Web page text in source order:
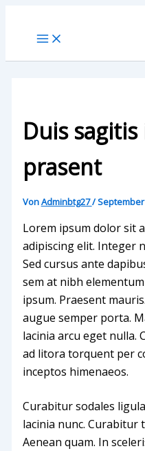
springen
Duis
prasent
VonAdminbtg27/September
Lorem ipsum dolor sit
adipiscing elit. Integer
Sed cursus ante
sem at nibh
ipsum. Praesent
augue semper porta.
lacinia arcu eget nulla.
ad litora torquent per
inceptos himenaeos.
Curabitur sodales
lacinia nunc. Curabitur
Aenean quam. In